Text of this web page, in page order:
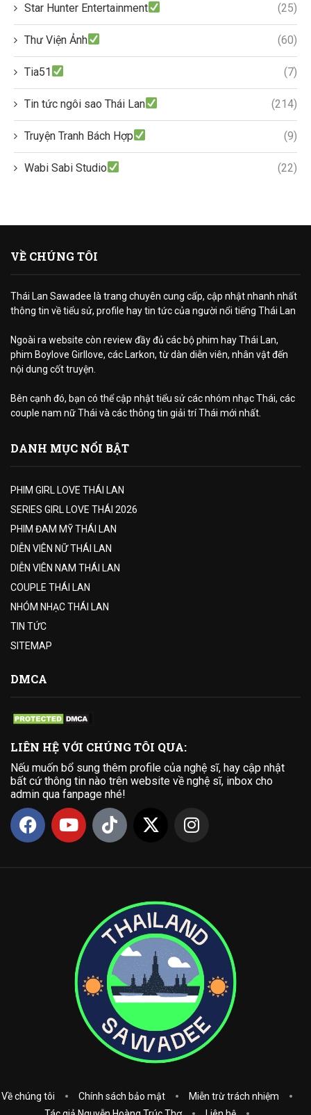
Star Hunter Entertainment (25)
Thư Viện Ảnh (60)
Tia51 (7)
Tin tức ngôi sao Thái Lan (214)
Truyện Tranh Bách Hợp (9)
Wabi Sabi Studio (22)
VỀ CHÚNG TÔI
Thái Lan Sawadee là trang chuyên cung cấp, cập nhật nhanh nhất
thông tin về tiểu sử, profile hay tin tức của người nổi tiếng Thái Lan
Ngoài ra website còn review đầy đủ các bộ phim hay Thái Lan,
phim Boylove Girllove, các Larkon, từ dàn diễn viên, nhân vật đến
nội dung cốt truyện.
Bên cạnh đó, bạn có thể cập nhật tiểu sử các nhóm nhạc Thái, các
couple nam nữ Thái và các thông tin giải trí Thái mới nhất.
DANH MỤC NỔI BẬT
PHIM GIRL LOVE THÁI LAN
SERIES GIRL LOVE THÁI 2026
PHIM ĐAM MỸ THÁI LAN
DIỄN VIÊN NỮ THÁI LAN
DIỄN VIÊN NAM THÁI LAN
COUPLE THÁI LAN
NHÓM NHẠC THÁI LAN
TIN TỨC
SITEMAP
DMCA
LIÊN HỆ VỚI CHÚNG TÔI QUA:
Nếu muốn bổ sung thêm profile của nghệ sĩ, hay cập nhật
bất cứ thông tin nào trên website về nghệ sĩ, inbox cho
admin qua fanpage nhé!
Về chúng tôi Chính sách bảo mật
Miễn trừ trách nhiệm